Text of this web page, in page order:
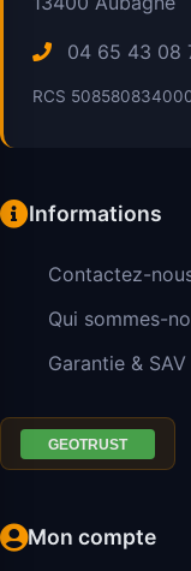
04 65 43 08
RCS
Informations
Contactez-
Qui sommes-
Garantie & SAV
Mon compte